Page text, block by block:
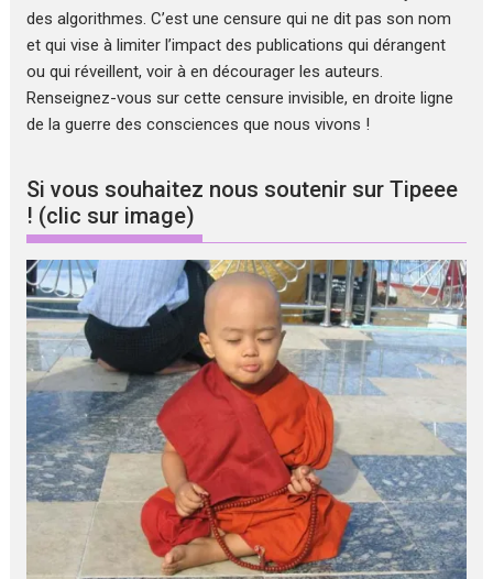
des algorithmes. C’est une censure qui ne dit pas son nom
et qui vise à limiter l’impact des publications qui dérangent
ou qui réveillent, voir à en décourager les auteurs.
Renseignez-vous sur cette censure invisible, en droite ligne
de la guerre des consciences que nous vivons !
Si vous souhaitez nous soutenir sur Tipeee
! (clic sur image)